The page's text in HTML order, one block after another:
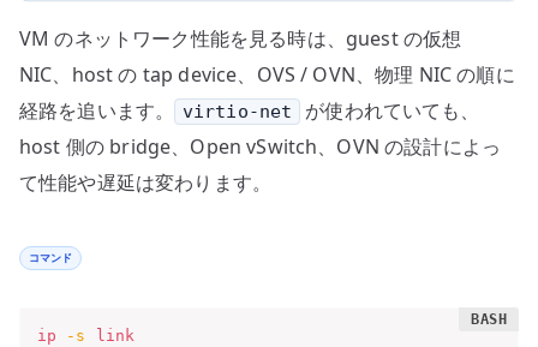
VM のネットワーク性能を見る時は、guest の仮想
NIC、host の tap device、OVS / OVN、物理 NIC の順に
経路を追います。
virtio-net
が使われていても、
host 側の bridge、Open vSwitch、OVN の設計によっ
て性能や遅延は変わります。
コマンド
ip -s
link